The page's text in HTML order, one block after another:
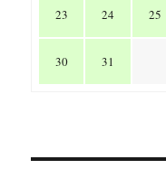
23 24 25
30 31